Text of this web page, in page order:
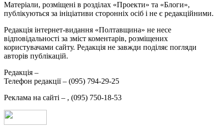
Матеріали, розміщені в розділах «Проекти» та «Блоги»,
публікуються за ініціативи сторонніх осіб і не є редакційними.
Редакція інтернет-видання «Полтавщина» не несе
відповідальності за зміст коментарів, розміщених
користувачами сайту. Редакція не завжди поділяє погляди
авторів публікацій.
Редакція –
Телефон редакції – (095) 794-29-25
Реклама на сайті – , (095) 750-18-53